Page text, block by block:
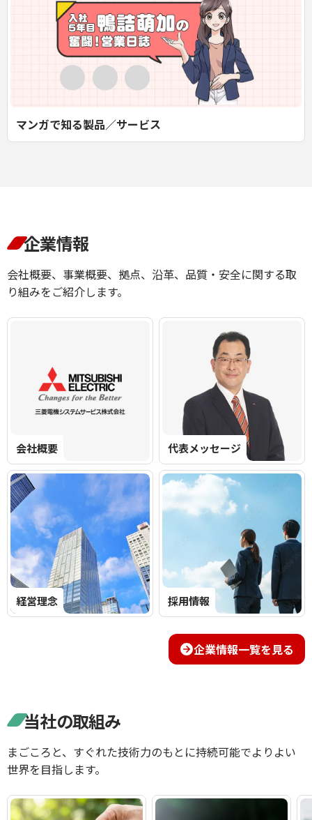
マンガで知る製品／サービス
企業情報
会社概要、事業概要、拠点、沿革、品質・安全に関する取
り組みをご紹介します。
会社概要 代表メッセージ
経営理念 採用情報
企業情報一覧を見る
当社の取組み
まごころと、すぐれた技術力のもとに持続可能でよりよい
世界を目指します。